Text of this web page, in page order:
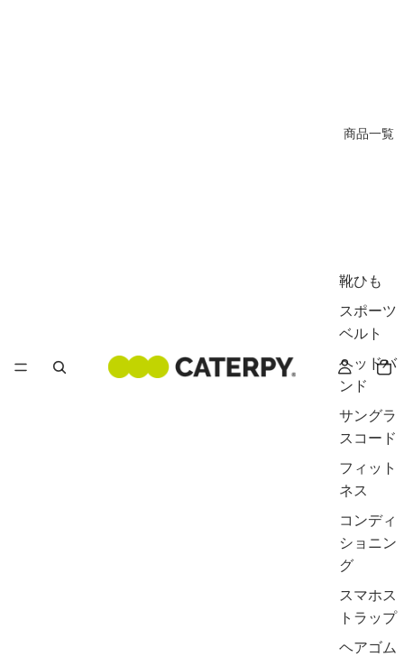
商品一覧
靴ひも
スポーツ
ベルト
ヘッドバ
ンド
サングラ
スコード
フィット
ネス
コンディ
ショニン
グ
スマホス
トラップ
ヘアゴム